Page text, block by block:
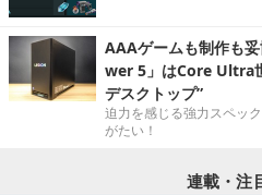
AAAゲームも制作も
wer 5」はCore Ultra
デスクトップ”
迫力を感じる強力スペッ
がたい！
連載・注